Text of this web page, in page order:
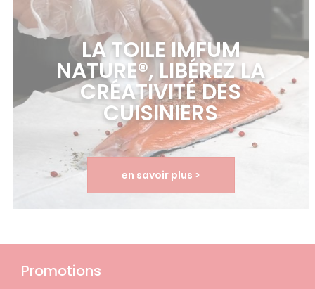
LA TOILE IMFUM
NATURE®, LIBÉREZ LA
CRÉATIVITÉ DES
CUISINIERS
en savoir plus >
Promotions